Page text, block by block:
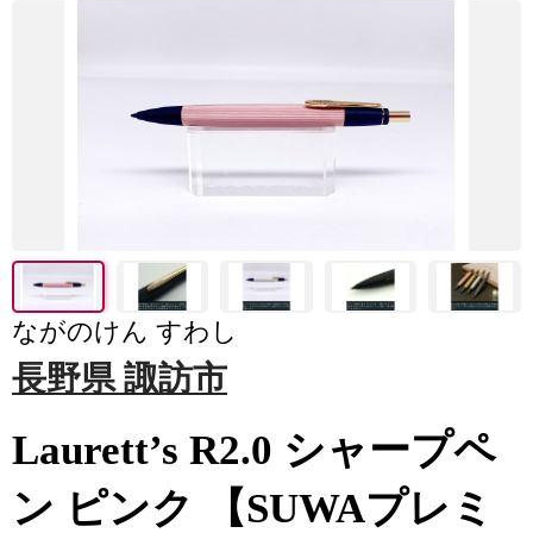
ながのけん すわし
長野県 諏訪市
Laurett’s R2.0 シャープペ
ン ピンク 【SUWAプレミ